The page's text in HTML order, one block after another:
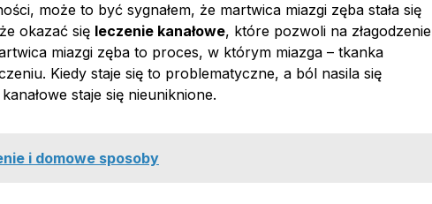
może to być sygnałem, że martwica miazgi zęba stała się
okazać się leczenie kanałowe, które pozwoli na złagodzenie
miazgi zęba to proces, w którym miazga – tkanka
Kiedy staje się to problematyczne, a ból nasila się
staje się nieuniknione.
i domowe sposoby